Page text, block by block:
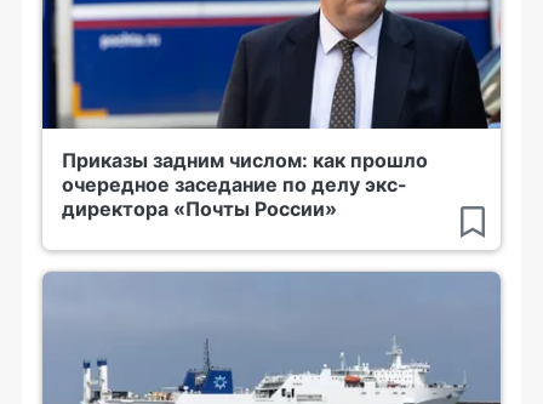
Приказы задним числом: как прошло
очередное заседание по делу экс-
директора «Почты России»